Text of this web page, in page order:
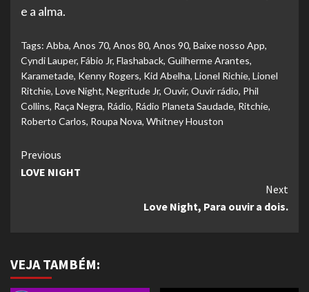
e a alma.
Tags: Abba, Anos 70, Anos 80, Anos 90, Baixe nosso App,
Cyndi Lauper, Fábio Jr, Flashaback, Guilherme Arantes,
Karametade, Kenny Rogers, Kid Abelha, Lionel Richie, Lionel
Ritchie, Love Night, Negritude Jr, Ouvir, Ouvir rádio, Phil
Collins, Raça Negra, Rádio, Rádio Planeta Saudade, Ritchie,
Roberto Carlos, Roupa Nova, Whitney Houston
Continue
Reading
Previous
LOVE NIGHT
Next
Love Night, Para ouvir a dois.
VEJA TAMBÉM: